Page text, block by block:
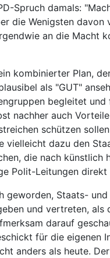
Spruch damals:
die Wenigsten
an die Macht
kombinierter Plan,
als "GUT"
begleitet
nachher auch
schützen
vielleicht dazu den
die nach
Polit-Leitungen
geworden, Staats-
und vertreten,
darauf
für die eigenen
anders als heute.